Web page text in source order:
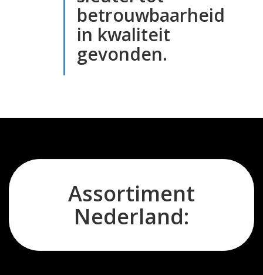
betrouwbaarheid
in kwaliteit
gevonden.
Assortiment
Nederland: